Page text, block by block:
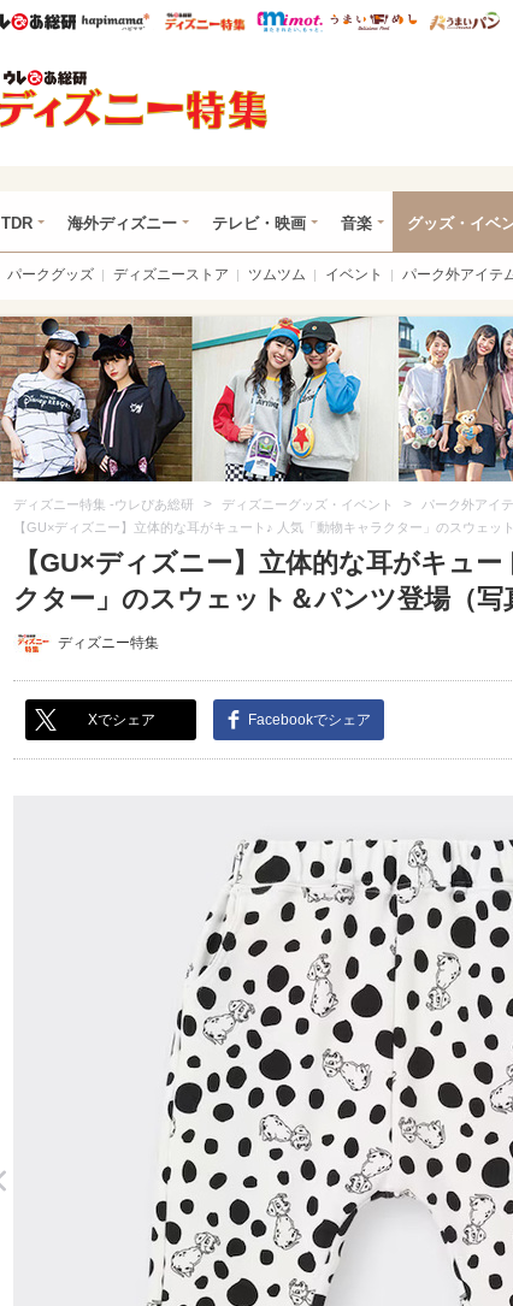
ウレぴあ総研ハピママ* ウレぴあ総研 ディズニー特集
mimot. うまいめし
TDR 海外ディズニー テレビ・映画 音楽 グッズ・イベ
パークグッズ ディズニーストア ツムツム イベント パーク外アイテ
ディズニー特集 -ウレぴあ総研 > ディズニーグッズ・イベント > パーク外アイ
【GU×ディズニー】立体的な耳がキュート♪ 人気「動物キャラクター」のスウェッ
【GU×ディズニー】立体的な耳がキュ
クター」のスウェット＆パンツ登場（写
ディズニー特集
Xでシェア Facebookでシェア